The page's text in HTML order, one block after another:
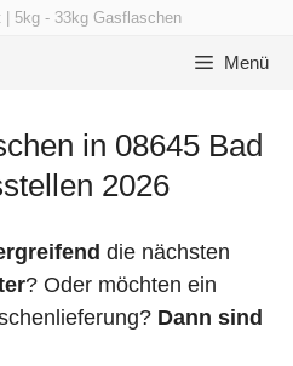
| 5kg - 33kg Gasflaschen
Menü
in 08645 Bad
2026
die nächsten
? Oder möchten ein
Dann sind